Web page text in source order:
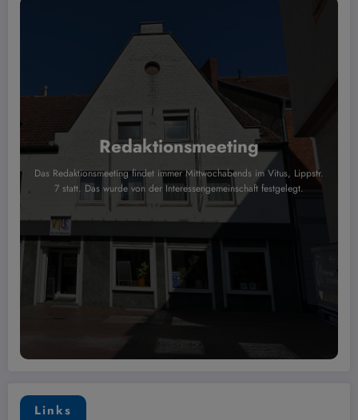
Redaktionsmeeting
Das Redaktionsmeeting findet immer Mittwochabends im Vitus, Lippstr.
7 statt. Das wurde von der Interessengemeinschaft festgelegt.
Links